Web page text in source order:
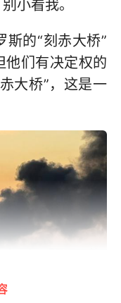
小看我。
斯的“刻赤大桥”
他们有决定权的
大桥”，这是一